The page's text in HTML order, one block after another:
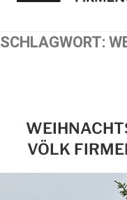
SCHLAGWORT:
VÖLK